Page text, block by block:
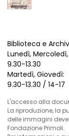
Biblioteca e
Lunedì,
9.30-13.30
Martedì, Giovedì:
9.30-13.30 / 14-17
L'accesso alla
La riproduzione, la
delle immagini
Fondazione Primoli.